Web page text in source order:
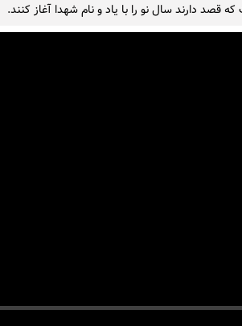
قصد دارند سال نو را با یاد و نام شهدا آغاز کنند.